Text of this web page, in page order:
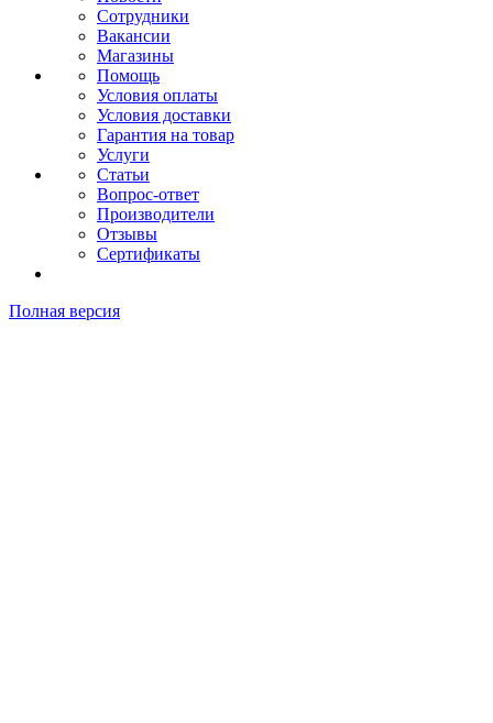
Сотрудники
Вакансии
Магазины
Помощь
Условия оплаты
Условия доставки
Гарантия на товар
Услуги
Статьи
Вопрос-ответ
Производители
Отзывы
Сертификаты
Полная версия